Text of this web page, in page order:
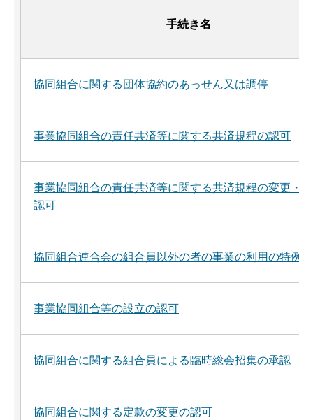
手続き名
協同組合に関する団体協約のあっせん又は調停
事業協同組合の責任共済等に関する共済規程の認可
事業協同組合の責任共済等に関する共済規程の変更・
認可
協同組合連合会の組合員以外の者の事業の利用の特例
事業協同組合等の設立の認可
協同組合に関する組合員による臨時総会招集の承認
協同組合に関する定款の変更の認可